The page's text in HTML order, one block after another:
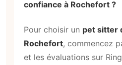
confiance à Rochefort ?
Pour choisir un pet sitter
Rochefort, commencez
et les évaluations sur